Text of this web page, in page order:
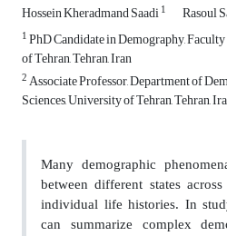
Hossein Kheradmand Saadi1 Rasoul
1PhD Candidate in Demography,
of Tehran, Tehran, Iran
2Associate Professor, Department of
Sciences, University of Tehran, Tehran,
Many demographic
between different states
individual life histories. In
can summarize complex